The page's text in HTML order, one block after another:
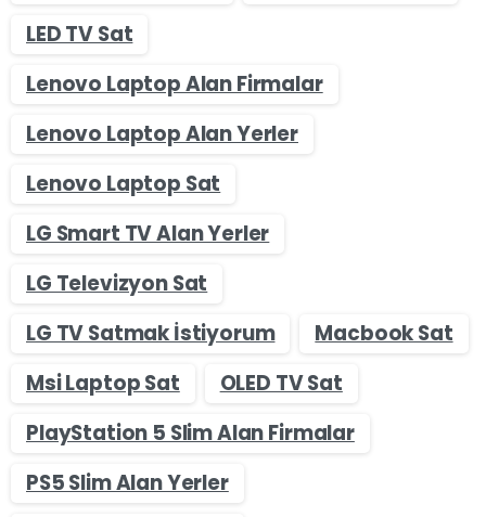
LED TV Sat
Lenovo Laptop Alan Firmalar
Lenovo Laptop Alan Yerler
Lenovo Laptop Sat
LG Smart TV Alan Yerler
LG Televizyon Sat
LG TV Satmak İstiyorum
Macbook Sat
Msi Laptop Sat
OLED TV Sat
PlayStation 5 Slim Alan Firmalar
PS5 Slim Alan Yerler